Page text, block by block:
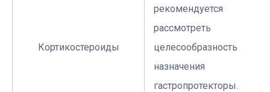
Кортикостероиды
рекомендуется
рассмотреть
целесообразность
назначения
гастропротекторы.